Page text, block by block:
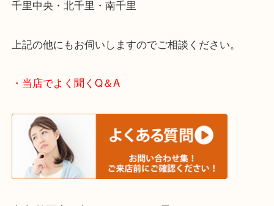
・エリア紹介
※下記エリアはご依頼が多いエリアです。
箕面市・池田市・吹田市